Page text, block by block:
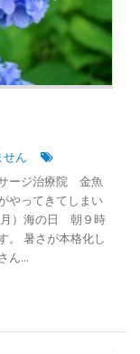
せん
ージ治療院 金魚
やってきてしまい
月）海の日 朝９時
。 暑さが本格化し
ん...